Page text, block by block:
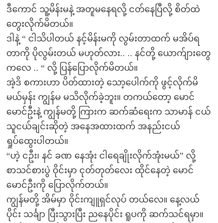
ဒီကောင် သူ့မိန်းမနဲ့ အတူမနေရလို့ ငတ်နေပြီလို့ စိတ်ထဲ
တွေးလိုက်မိတယ်။
ဒါနဲ့ “ ငါသိပါတယ် နင့်မိန်းမကို လွမ်းတာထက် မအိပ်ရ
တာကို ပိုလွမ်းတယ် မဟုတ်လား.. .. နင်တို့ ယောက်ျားတွေ
ကလေ .. “ လို့ ပြန်ပြောလိုက်မိတယ်။
အဲ့ဒိ စကားဟာ ပိတ်ထားတဲ့ သော့ပေါက်ကို ဖွင့်လိုက်မိ
မယ်မှန်း ကျွန်မ မသိလိုက်ခဲ့ဘူး။ တကယ်တော့ မောင်
မောင်ဦးနဲ့ ကျွန်မတို့ ကြားက ဆက်ဆံရေးက သာမာန် ငယ်
သူငယ်ချင်းဆိုတဲ့ အနေအထားထက် အနည်းငယ်
ရှုပ်ထွေးပါတယ်။
“ဟဲ့ ငဦး၊ နင် ခဏ နေအုံး ငါရေချိုးလိုက်အုံးမယ်” လို့
စာသင်စားပွဲ ဝိုင်းမှာ ငုတ်တုတ်လေး ထိုင်နေတဲ့ မောင်
မောင်ဦးကို ပြောလိုက်တယ်။
ကျွန်မတို့ အိမ်မှာ ဝိုင်းကျူရှင်လုပ် တယ်လေ။ နေ့လယ်
ပိုင်း သင်္ချာ ပြီးသွားပြီး ညနေပိုင်း ရူပကို ဆက်သင်ရမှာ။